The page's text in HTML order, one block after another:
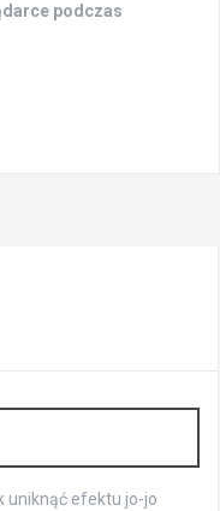
podczas
uniknąć efektu jo-jo